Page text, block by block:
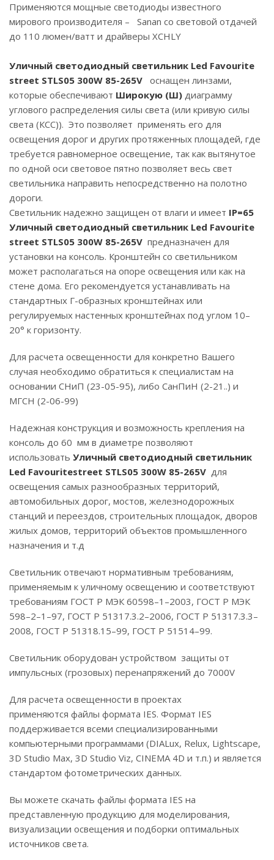
Применяются мощные светодиоды известного
мирового производителя – Sanan со световой отдачей
до 110 люмен/ватт и драйверы XCHLY
Уличный светодиодный светильник Led Favourite
street STLS05 300W 85-265V оснащен линзами,
которые обеспечивают Широкую (Ш) диаграмму
углового распределения силы света (или кривую силы
света (КСС)). Это позволяет применять его для
освещения дорог и других протяженных площадей, где
требуется равномерное освещение, так как вытянутое
по одной оси световое пятно позволяет весь свет
светильника направить непосредственно на полотно
дороги.
Светильник надежно защищен от влаги и имеет IP=65
Уличный светодиодный светильник Led Favourite
street STLS05 300W 85-265V предназначен для
установки на консоль. Кронштейн со светильником
может располагаться на опоре освещения или как на
стене дома. Его рекомендуется устанавливать на
стандартных Г-образных кронштейнах или
регулируемых настенных кронштейнах под углом 10–
20° к горизонту.
Для расчета освещенности для конкретно Вашего
случая необходимо обратиться к специалистам на
основании СНиП (23-05-95), либо СанПиН (2-21..) и
МГСН (2-06-99)
Надежная конструкция и возможность крепления на
консоль до 60 мм в диаметре позволяют
использовать Уличный светодиодный светильник
Led Favouritestreet STLS05 300W 85-265V для
освещения самых разнообразных территорий,
автомобильных дорог, мостов, железнодорожных
станций и переездов, строительных площадок, дворов
жилых домов, территорий объектов промышленного
назначения и т.д
Светильник отвечают нормативным требованиям,
применяемым к уличному освещению и соответствуют
требованиям ГОСТ Р МЭК 60598–1–2003, ГОСТ Р МЭК
598–2–1–97, ГОСТ Р 51317.3.2–2006, ГОСТ Р 51317.3.3–
2008, ГОСТ Р 51318.15–99, ГОСТ Р 51514–99.
Светильник оборудован устройством защиты от
импульсных (грозовых) перенапряжений до 7000V
Для расчета освещенности в проектах
применяются файлы формата IES. Формат IES
поддерживается всеми специализированными
компьютерными программами (DIALux, Relux, Lightscape,
3D Studio Max, 3D Studio Viz, CINEMA 4D и т.п.) и является
стандартом фотометрических данных.
Вы можете скачать файлы формата IES на
представленную продукцию для моделирования,
визуализации освещения и подборки оптимальных
источников света.